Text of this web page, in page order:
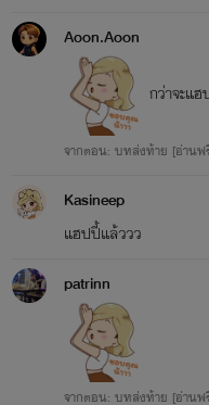
30. อุ้มบุญให้คุณสามี(คนอื่น) [เซตสองพี่
31. เมียตัวแทนที่(ไม่)รัก วางขายแล้ว
32. เกิดใหม่ทั้งที...อยากมีผัวเป็นตัวเป็
34. ไม่รักกัน...ฉันจะไป [วางขายแล้ว]
35. อย่างไรเขาก็(ไม่)รัก (ดรามา) [วางขา
36. สมภาร(ไม่)กินไก่วัด [วางขายแล้ว]
37. หย่ารัก...สามีไม่รักดี (ดรามา) [วาง
38. หย่าสักที...ฉันจะมีผัวใหม่ [วางขายแ
39. เขา(ไม่เคย)รัก [วางขายแล้ว]
Aoon.Aoon
กว่าจะแ
จากตอน: บทส่งท้าย [อ่าน
Kasineep
แฮปปี้แล้ววว
patrinn
จากตอน: บทส่งท้าย [อ่าน